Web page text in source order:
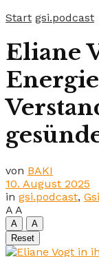
Start gsi.podcast
Eliane
von BAKI
10. August 2025
in gsi.podcast,
A A
A
A
Reset